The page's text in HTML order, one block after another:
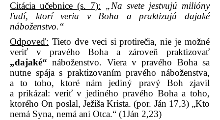
Citácia učebnice (s. 7): „Na svete jestvujú milióny
ľudí, ktorí veria v Boha a praktizujú dajaké
náboženstvo.“
Odpoveď: Tieto dve veci si protirečia, nie je možné
veriť v pravého Boha a zároveň praktizovať
„dajaké“ náboženstvo. Viera v pravého Boha sa
nutne spája s praktizovaním pravého náboženstva,
a to toho, ktoré nám jediný pravý Boh zjavil
a prikázal: veriť v jediného pravého Boha a toho,
ktorého On poslal, Ježiša Krista. (por. Ján 17,3) „Kto
nemá Syna, nemá ani Otca.“ (1Ján 2,23)